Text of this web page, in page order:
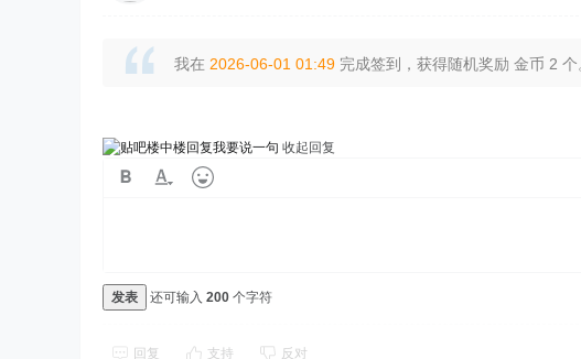
我在 2026-06-01 01:49 完成签到，获得随机奖励 金币 2 个
我要说一句 收起回复
发表 还可输入 200 个字符
回复 支持 反对